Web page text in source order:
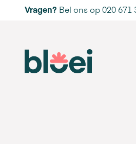
Vragen? Bel ons op 020 671